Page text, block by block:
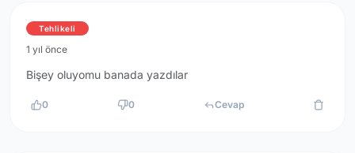
Tehlikeli
1 yıl önce
Bişey oluyomu banada yazdılar
0 0 Cevap